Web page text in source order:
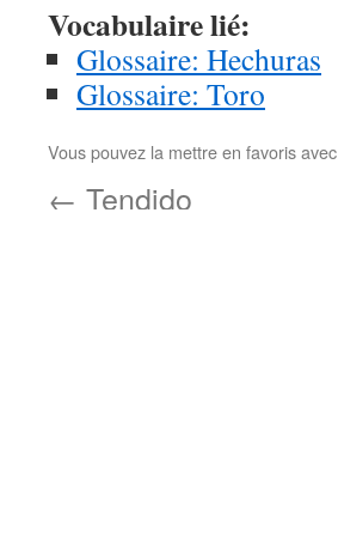
Vocabulaire lié:
Glossaire: Hechuras
Glossaire: Toro
Vous pouvez la mettre en favoris avec
← Tendido